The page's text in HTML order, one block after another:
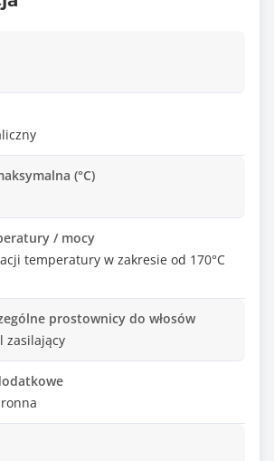
(°C)
/ mocy
temperatury w zakresie od 170°C
prostownicy do włosów
zasilający